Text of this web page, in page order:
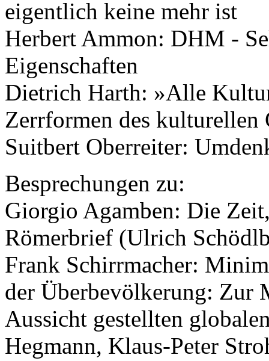
eigentlich keine mehr ist
Herbert Ammon: DHM -
Eigenschaften
Dietrich Harth: »Alle
Zerrformen des kulturellen
Suitbert Oberreiter:
Besprechungen zu:
Giorgio Agamben: Die
Römerbrief (Ulrich
Frank Schirrmacher:
der Überbevölkerung: Zur
Aussicht gestellten
Hegmann, Klaus-Peter